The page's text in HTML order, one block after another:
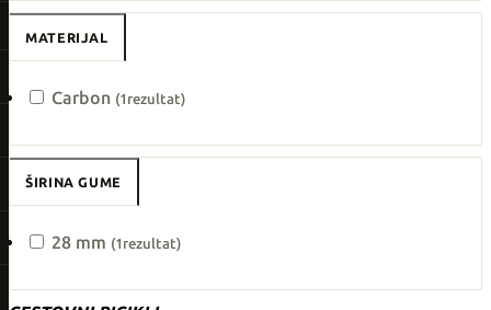
MATERIJAL
Carbon (1 rezultat)
ŠIRINA GUME
28 mm (1 rezultat)